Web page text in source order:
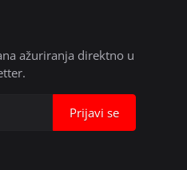
ažuriranja direktno u
Prijavi se